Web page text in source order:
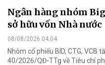
Ngân hàng nhóm
sở hữu vốn Nhà nước
08/08/2026 04:04
Nhóm cổ phiếu BID, CTG, VCB
40/2026/QĐ-TTg về Tiêu chí